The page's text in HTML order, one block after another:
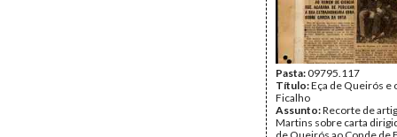
Pasta:09795.117
Título:Eça de Queirós e
Ficalho
Assunto:Recorte de
Martins sobre carta